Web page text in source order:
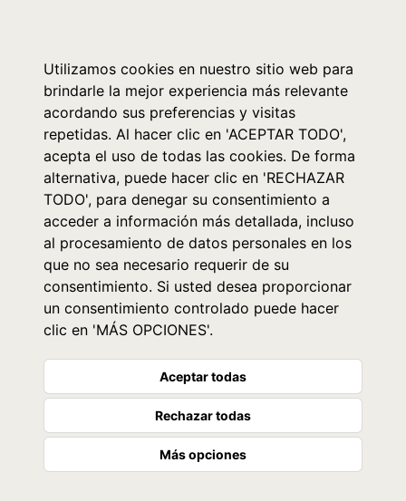
Utilizamos cookies en nuestro sitio web para
brindarle la mejor experiencia más relevante
acordando sus preferencias y visitas
repetidas. Al hacer clic en 'ACEPTAR TODO',
acepta el uso de todas las cookies. De forma
alternativa, puede hacer clic en 'RECHAZAR
TODO', para denegar su consentimiento a
acceder a información más detallada, incluso
al procesamiento de datos personales en los
que no sea necesario requerir de su
consentimiento. Si usted desea proporcionar
un consentimiento controlado puede hacer
clic en 'MÁS OPCIONES'.
Aceptar todas
Rechazar todas
Más opciones